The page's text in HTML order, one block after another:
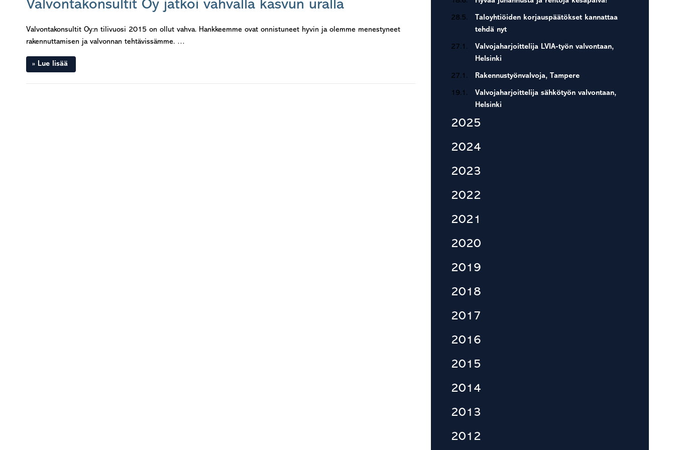
Valvontakonsultit Oy jatkoi vahvalla kasvun uralla
Valvontakonsultit Oy:n tilivuosi 2015 on ollut vahva. Hankkeemme ovat onnistuneet hyvin ja olemme menestyneet
rakennuttamisen ja valvonnan tehtävissämme. …
Lue lisää
28.5.
Taloyhtiöiden korjauspäätökset kannattaa
tehdä nyt
27.1.
Valvojaharjoittelija LVIA-työn valvontaan,
Helsinki
27.1. Rakennustyönvalvoja, Tampere
19.1.
Valvojaharjoittelija sähkötyön valvontaan,
Helsinki
2025
2024
2023
2022
2021
2020
2019
2018
2017
2016
2015
2014
2013
2012